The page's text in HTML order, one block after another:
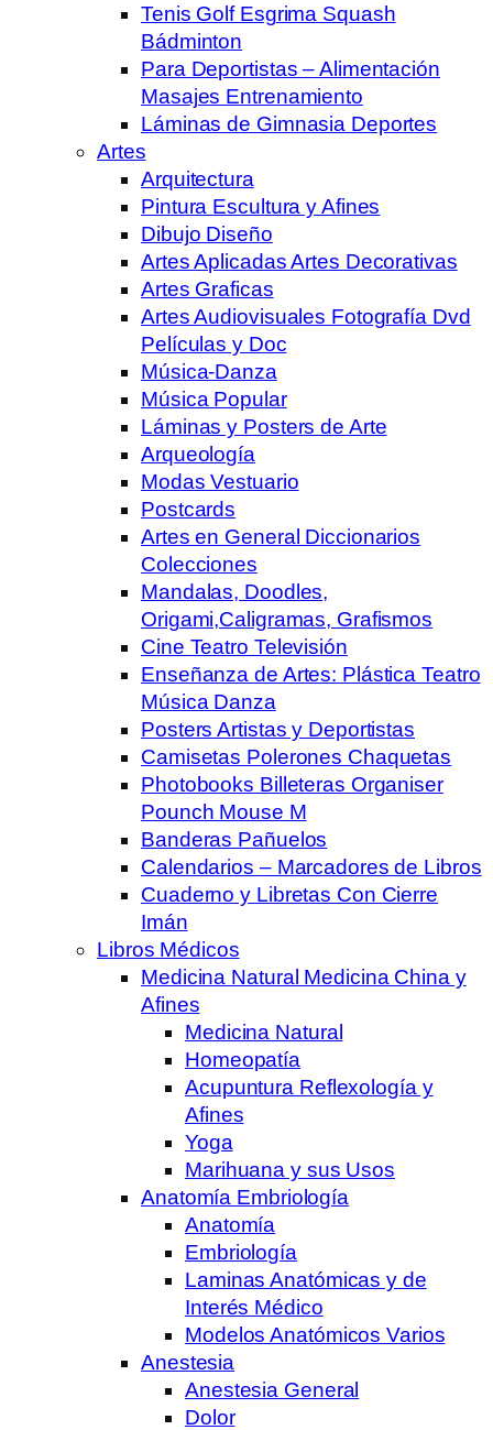
Tenis Golf Esgrima Squash
Bádminton
Para Deportistas – Alimentación
Masajes Entrenamiento
Láminas de Gimnasia Deportes
Artes
Arquitectura
Pintura Escultura y Afines
Dibujo Diseño
Artes Aplicadas Artes Decorativas
Artes Graficas
Artes Audiovisuales Fotografía Dvd
Películas y Doc
Música-Danza
Música Popular
Láminas y Posters de Arte
Arqueología
Modas Vestuario
Postcards
Artes en General Diccionarios
Colecciones
Mandalas, Doodles,
Origami,Caligramas, Grafismos
Cine Teatro Televisión
Enseñanza de Artes: Plástica Teatro
Música Danza
Posters Artistas y Deportistas
Camisetas Polerones Chaquetas
Photobooks Billeteras Organiser
Pounch Mouse M
Banderas Pañuelos
Calendarios – Marcadores de Libros
Cuaderno y Libretas Con Cierre
Imán
Libros Médicos
Medicina Natural Medicina China y
Afines
Medicina Natural
Homeopatía
Acupuntura Reflexología y
Afines
Yoga
Marihuana y sus Usos
Anatomía Embriología
Anatomía
Embriología
Laminas Anatómicas y de
Interés Médico
Modelos Anatómicos Varios
Anestesia
Anestesia General
Dolor